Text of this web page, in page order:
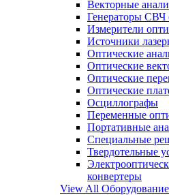
Векторные
Генераторы СВЧ
Измерители
Источники
Оптические
Оптические
Оптические
Оптические
Осциллографы
Переменные
Портативные
Специальные
Твердотельные
конвертеры
View All Оборудование